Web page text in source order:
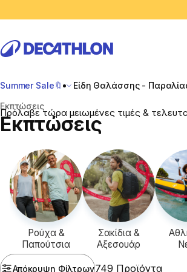
Summer Sale🔖 Είδη Θαλάσσης -
Αρχική σελίδα
Εκπτώσεις
Εκπτώσεις
Πρόλαβε τώρα μειωμένες τιμές &
Ρούχα &
Παπούτσια
Σακίδια &
Αξεσουάρ
Απόκρυψη Φίλτρων749 Προϊόντα